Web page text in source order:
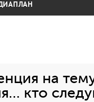
на
кто